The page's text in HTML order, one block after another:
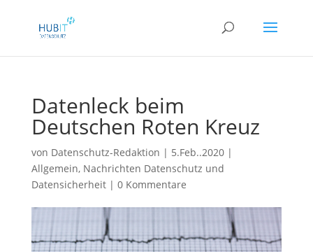
Datenleck beim
Deutschen Roten Kreuz
von Datenschutz-Redaktion | 5.Feb..2020|
Allgemein, Nachrichten Datenschutz und
Datensicherheit| 0 Kommentare